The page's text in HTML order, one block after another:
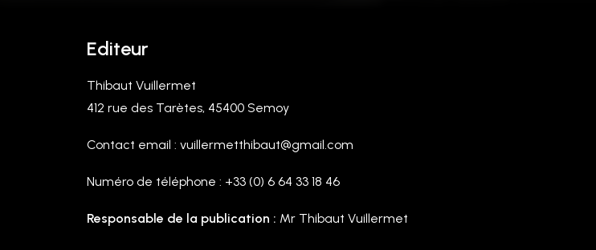
Editeur
Thibaut Vuillermet
412 rue des Tarètes, 45400 Semoy
Contact email : vuillermetthibaut@gmail.com
Numéro de téléphone : +33 (0) 6 64 33 18 46
Responsable de la publication : Mr Thibaut Vuillermet